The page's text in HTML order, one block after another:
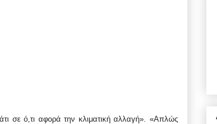
σε ό,τι αφορά την κλιματική αλλαγή». «Απλώς